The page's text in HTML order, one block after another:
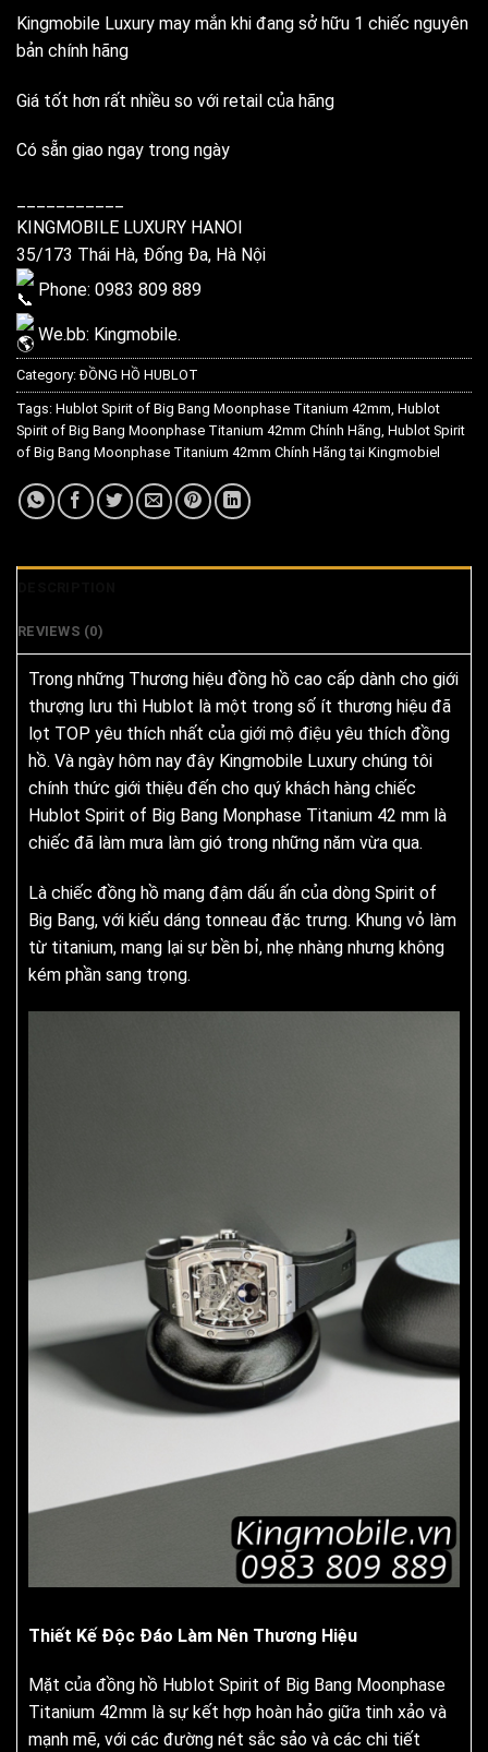
Kingmobile Luxury may mắn khi đang sở hữu 1 chiếc nguyên
bản chính hãng
Giá tốt hơn rất nhiều so với retail của hãng
Có sẵn giao ngay trong ngày
KINGMOBILE LUXURY HANOI
35/173 Thái Hà, Đống Đa, Hà Nội
Phone: 0983 809 889
We.bb: Kingmobile.
Category:ĐỒNG HỒ HUBLOT
Tags: Hublot Spirit of Big Bang Moonphase Titanium 42mm, Hublot
Spirit of Big Bang Moonphase Titanium 42mm Chính Hãng, Hublot Spirit
of Big Bang Moonphase Titanium 42mm Chính Hãng tại Kingmobiel
REVIEWS (0)
Trong những Thương hiệu đồng hồ cao cấp dành cho giới
thượng lưu thì Hublot là một trong số ít thương hiệu đã
lọt TOP yêu thích nhất của giới mộ điệu yêu thích đồng
hồ. Và ngày hôm nay đây Kingmobile Luxury chúng tôi
chính thức giới thiệu đến cho quý khách hàng chiếc
Hublot Spirit of Big Bang Monphase Titanium 42 mm là
chiếc đã làm mưa làm gió trong những năm vừa qua.
Là chiếc đồng hồ mang đậm dấu ấn của dòng Spirit of
Big Bang, với kiểu dáng tonneau đặc trưng. Khung vỏ làm
từ titanium, mang lại sự bền bỉ, nhẹ nhàng nhưng không
kém phần sang trọng.
Thiết Kế Độc Đáo Làm Nên Thương Hiệu
Mặt của đồng hồ Hublot Spirit of Big Bang Moonphase
Titanium 42mm là sự kết hợp hoàn hảo giữa tinh xảo và
mạnh mẽ, với các đường nét sắc sảo và các chi tiết